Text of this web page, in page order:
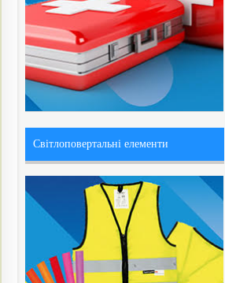
Світлоповертальні елементи